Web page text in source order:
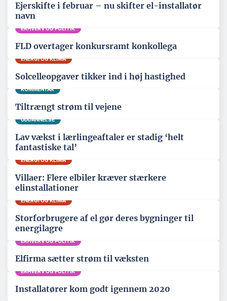
Ejerskifte i februar – nu skifter el-installatør
navn
ERHVERV OG POLITIK
FLD overtager konkursramt konkollega
ENERGI OG KLIMA
Solcelleopgaver tikker ind i høj hastighed
KOMMENTAR
Tiltrængt strøm til vejene
UDDANNELSE
Lav vækst i lærlingeaftaler er stadig ‘helt
fantastiske tal’
ENERGI OG KLIMA
Villaer: Flere elbiler kræver stærkere
elinstallationer
ENERGI OG KLIMA
Storforbrugere af el gør deres bygninger til
energilagre
ERHVERV OG POLITIK
Elfirma sætter strøm til væksten
ERHVERV OG POLITIK
Installatører kom godt igennem 2020